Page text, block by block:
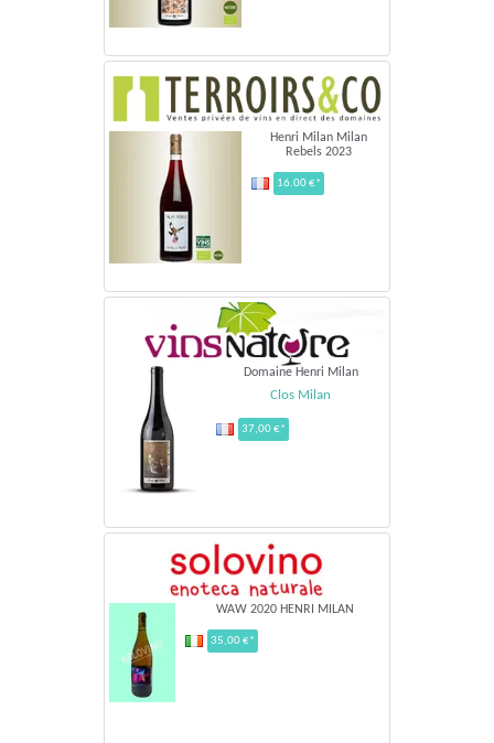
Henri Milan Milan
Rebels 2023
16.00 €*
Domaine Henri Milan
Clos Milan
37,00 €*
WAW 2020 HENRI MILAN
35,00 €*